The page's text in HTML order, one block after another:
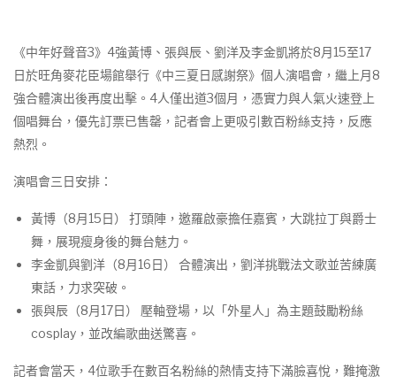
《中年好聲音3》4強黃博、張與辰、劉洋及李金凱將於8月15至17
日於旺角麥花臣場館舉行《中三夏日感謝祭》個人演唱會，繼上月8
強合體演出後再度出擊。4人僅出道3個月，憑實力與人氣火速登上
個唱舞台，優先訂票已售罄，記者會上更吸引數百粉絲支持，反應
熱烈。
演唱會三日安排：
黃博（8月15日） 打頭陣，邀羅啟豪擔任嘉賓，大跳拉丁與爵士
舞，展現瘦身後的舞台魅力。
李金凱與劉洋（8月16日） 合體演出，劉洋挑戰法文歌並苦練廣
東話，力求突破。
張與辰（8月17日） 壓軸登場，以「外星人」為主題鼓勵粉絲
cosplay，並改編歌曲送驚喜。
記者會當天，4位歌手在數百名粉絲的熱情支持下滿臉喜悅，難掩激